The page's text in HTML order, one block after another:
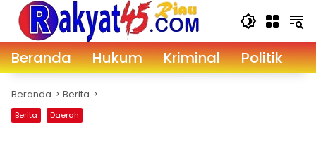
Langsung
konten
Beranda Hukum Kriminal Politik
Beranda Berita
Berita Daerah